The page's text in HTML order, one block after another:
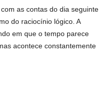
as contas do dia seguinte
do raciocínio lógico. A
em que o tempo parece
acontece constantemente